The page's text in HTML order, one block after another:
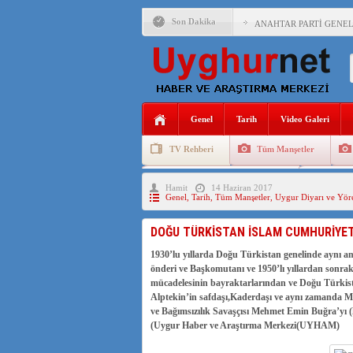
Son Dakika ANAHTAR PARTİ
ÇİN’İN DOĞU
DİYANET AKADEMİSİ
150 YILDIR
ÇİN’İN UYGUR
ÇİN’İN ANKARA
İŞGALCİ ÇİN’DEN
İŞGALCİ ÇİN,DOĞU
Genel Tarih Video Galeri
TV Rehberi Tüm Manşetler
Uygurlarda Düğün ve Cenaze
Hamit
14 Haziran 2017
Genel Tarih Tüm Manşetler, Uygur Diyarı ve
DOĞU TÜRKİSTAN İSLAM
1930’lu yıllarda Doğu Türkistan genelinde aynı
önderi ve Başkomutanı ve 1950’lı yıllardan
mücadelesinin bayraktarlarından ve Doğu
Alptekin’in safdaşı,Kaderdaşı ve aynı zamanda
ve Bağımsızılık Savaşçısı Mehmet Emin
(Uygur Haber ve Araştırma Merkezi(UYHAM)